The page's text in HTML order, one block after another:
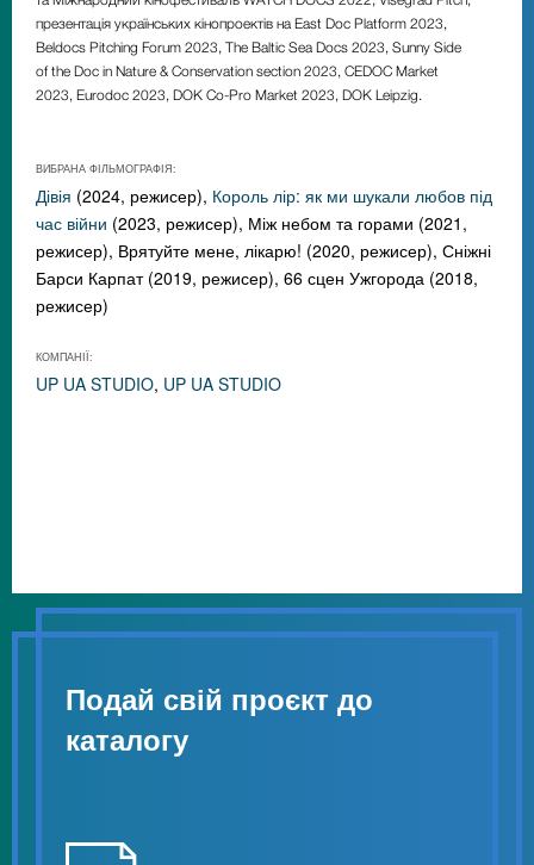
презентація українських кінопроектів на East Doc Platform 2023,
Beldocs Pitching Forum 2023, The Baltic Sea Docs 2023, Sunny Side
of the Doc in Nature & Conservation section 2023, CEDOC Market
2023, Eurodoc 2023, DOK Co-Pro Market 2023, DOK Leipzig.
ВИБРАНА ФІЛЬМОГРАФІЯ:
Дівія (2024, режисер), Король лір: як ми шукали любов під
час війни (2023, режисер), Між небом та горами (2021,
режисер), Врятуйте мене, лікарю! (2020, режисер), Сніжні
Барси Карпат (2019, режисер), 66 сцен Ужгорода (2018,
режисер)
КОМПАНІЇ:
UP UA STUDIO, UP UA STUDIO
Подай свій проєкт до
каталогу